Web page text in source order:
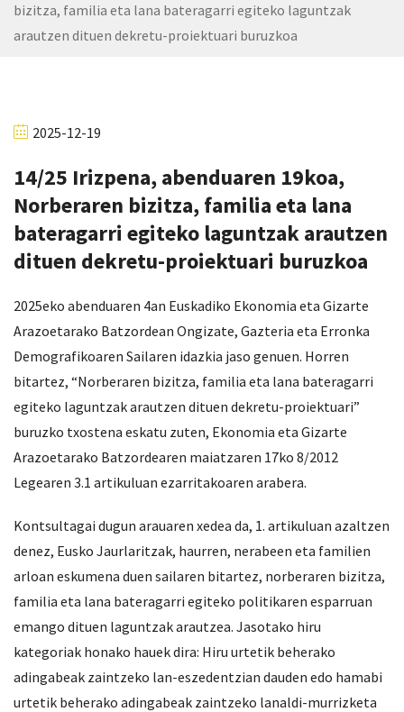
bizitza, familia eta lana bateragarri egiteko laguntzak
arautzen dituen dekretu-proiektuari buruzkoa
2025-12-19
14/25 Irizpena, abenduaren 19koa,
Norberaren bizitza, familia eta lana
bateragarri egiteko laguntzak arautzen
dituen dekretu-proiektuari buruzkoa
2025eko abenduaren 4an Euskadiko Ekonomia eta Gizarte
Arazoetarako Batzordean Ongizate, Gazteria eta Erronka
Demografikoaren Sailaren idazkia jaso genuen. Horren
bitartez, “Norberaren bizitza, familia eta lana bateragarri
egiteko laguntzak arautzen dituen dekretu-proiektuari”
buruzko txostena eskatu zuten, Ekonomia eta Gizarte
Arazoetarako Batzordearen maiatzaren 17ko 8/2012
Legearen 3.1 artikuluan ezarritakoaren arabera.
Kontsultagai dugun arauaren xedea da, 1. artikuluan azaltzen
denez, Eusko Jaurlaritzak, haurren, nerabeen eta familien
arloan eskumena duen sailaren bitartez, norberaren bizitza,
familia eta lana bateragarri egiteko politikaren esparruan
emango dituen laguntzak arautzea. Jasotako hiru
kategoriak honako hauek dira: Hiru urtetik beherako
adingabeak zaintzeko lan-eszedentzian dauden edo hamabi
urtetik beherako adingabeak zaintzeko lanaldi-murrizketa